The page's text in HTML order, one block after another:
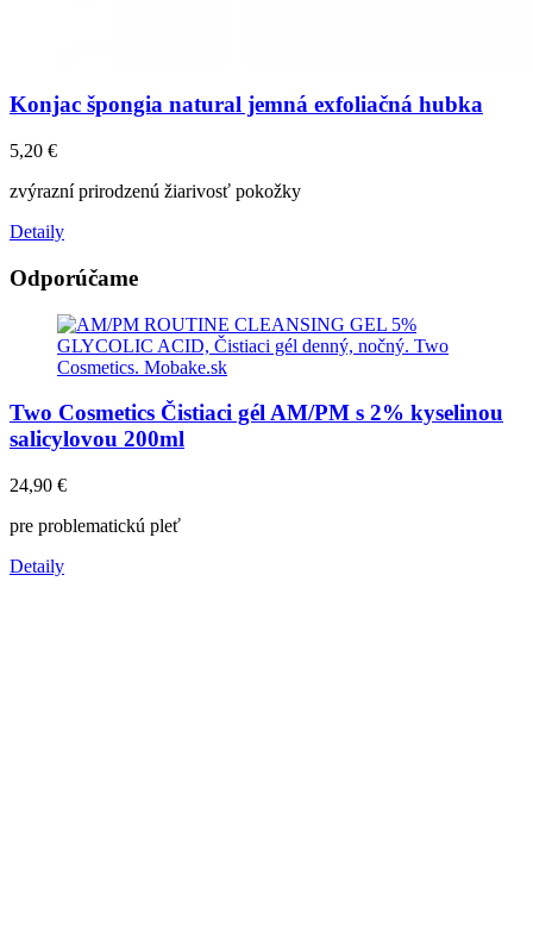
Konjac špongia natural jemná exfoliačná hubka
5,20 €
zvýrazní prirodzenú žiarivosť pokožky
Detaily
Odporúčame
Two Cosmetics Čistiaci gél AM/PM s 2% kyselinou
salicylovou 200ml
24,90 €
pre problematickú pleť
Detaily